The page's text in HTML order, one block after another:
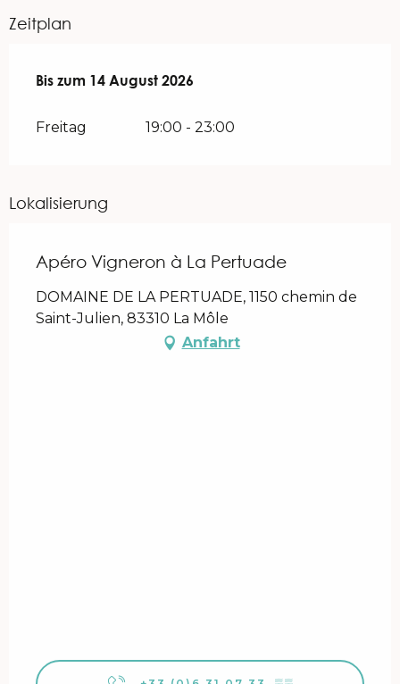
Zeitplan
vom26 Juni 2026bis zum
Bis zum 14 August 2026
Freitag 19:00 - 23:00
Lokalisierung
Apéro Vigneron à La Pertuade
DOMAINE DE LA PERTUADE, 1150 chemin de
Saint-Julien, 83310 La Môle
Anfahrt